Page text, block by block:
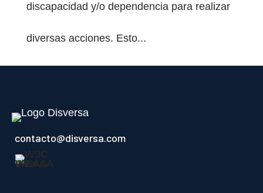
discapacidad y/o dependencia para realizar
diversas acciones. Esto...
contacto@disversa.com